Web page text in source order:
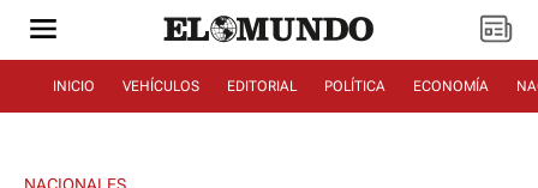
INICIO VEHÍCULOS EDITORIAL POLÍTICA ECONOMÍA